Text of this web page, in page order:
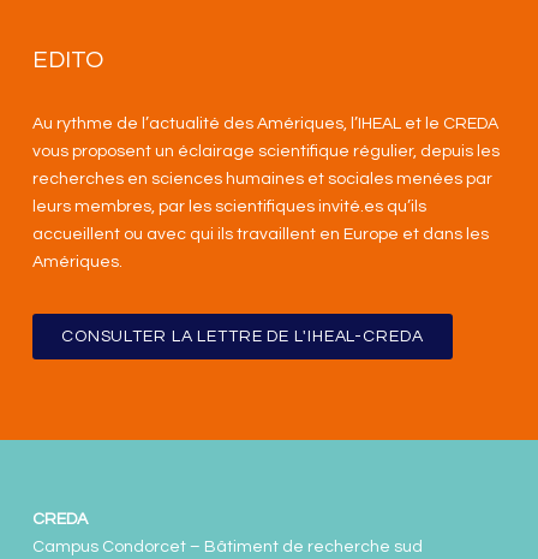
EDITO
Au rythme de l’actualité des Amériques, l’IHEAL et le CREDA
vous proposent un éclairage scientifique régulier, depuis les
recherches en sciences humaines et sociales menées par
leurs membres, par les scientifiques invité.es qu’ils
accueillent ou avec qui ils travaillent en Europe et dans les
Amériques.
CONSULTER LA LETTRE DE L'IHEAL-CREDA
CREDA
Campus Condorcet – Bâtiment de recherche sud